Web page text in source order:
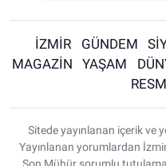
İZMİR GÜNDEM
MAGAZİN
YAŞAM
Sitede yayınlanan içerik ve
Yayınlanan yorumlardan